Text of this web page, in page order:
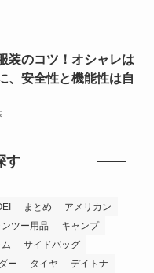
装のコツ！オシャレは
、安全性と機能性は自
す
まとめ
アメリカン
ンツー用品
キャンプ
サイドバッグ
ー タイヤ
デイトナ